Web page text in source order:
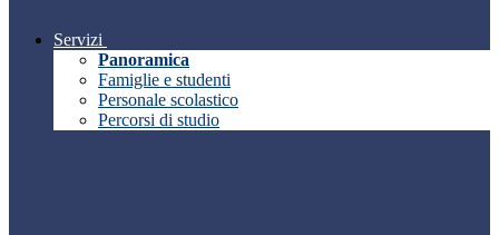
Servizi
Panoramica
Famiglie e studenti
Personale scolastico
Percorsi di studio